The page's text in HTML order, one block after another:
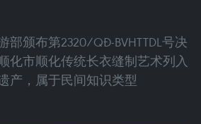
部颁布第2320/QĐ-BVHTTDL号决
化市顺化传统长衣缝制艺术列入
产，属于民间知识类型